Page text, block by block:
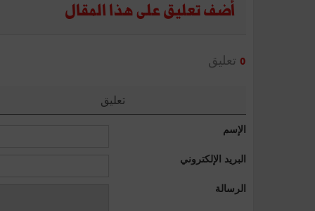
أضف تعليق على هذا المقال
0 تعليق
تعليق
الإسم
البريد الإلكتروني
الرسالة